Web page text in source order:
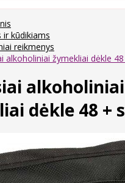
ir kūdikiams
reikmenys
alkoholiniai žymekliai dėkle
alkoholiniai
dėkle 48 +